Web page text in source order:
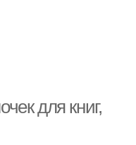
для книг,